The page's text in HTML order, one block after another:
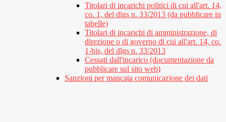
Titolari di incarichi politici di cui all'art. 14,
co. 1, del dlgs n. 33/2013 (da pubblicare in
tabelle)
Titolari di incarichi di amministrazione, di
direzione o di governo di cui all'art. 14, co.
1-bis, del dlgs n. 33/2013
Cessati dall'incarico (documentazione da
pubblicare sul sito web)
Sanzioni per mancata comunicazione dei dati